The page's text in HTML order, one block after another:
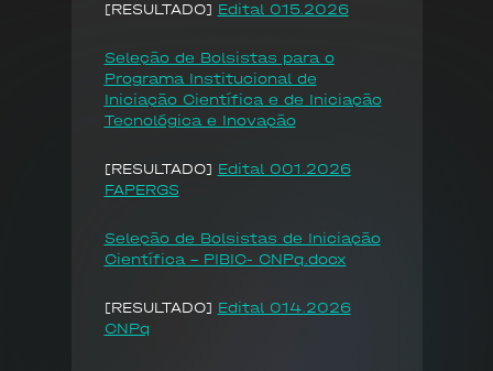
[RESULTADO] Edital 015.2026
Seleção de Bolsistas para o
Programa Institucional de
Iniciação Científica e de Iniciação
Tecnológica e Inovação
[RESULTADO] Edital 001.2026
FAPERGS
Seleção de Bolsistas de Iniciação
Científica - PIBIC- CNPq.docx
[RESULTADO] Edital 014.2026
CNPq